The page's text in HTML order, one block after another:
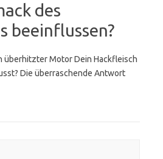
des
beeinflussen?
überhitzter Motor Dein Hackfleisch
Die überraschende Antwort